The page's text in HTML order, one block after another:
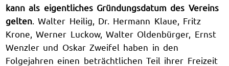
kann als eigentliches Gründungsdatum des Vereins
gelten . Walter Heilig, Dr. Hermann Klaue, Fritz
Krone, Werner Luckow, Walter Oldenbürger, Ernst
Wenzler und Oskar Zweifel haben in den
Folgejahren einen beträchtlichen Teil ihrer Freizeit